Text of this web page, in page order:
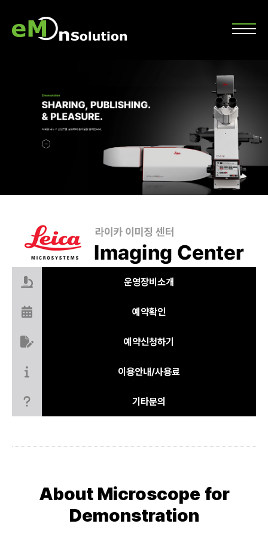
운영장비소개
예약확인
예약신청하기
이용안내/사용료
기타문의
About Microscope for
Demonstration